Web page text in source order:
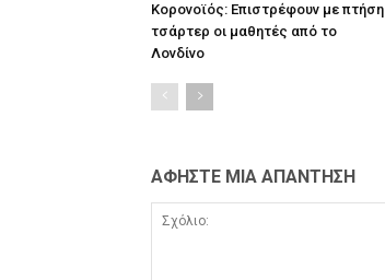
Κορονοϊός: Επιστρέφουν με πτήση
τσάρτερ οι μαθητές από το
Λονδίνο
ΑΦΗΣΤΕ ΜΙΑ ΑΠΑΝΤΗΣΗ